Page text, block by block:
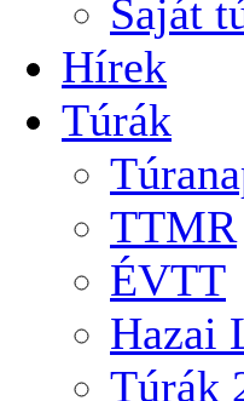
Saját
Hírek
Túrák
TTMR
ÉVTT
Hazai
Túrák